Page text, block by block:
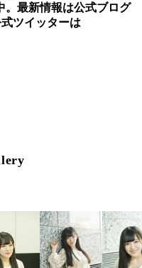
。最新情報は公式ブログ
式ツイッターは